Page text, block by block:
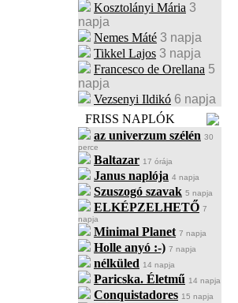
Kosztolányi Mária 3
napja
Nemes Máté 3 napja
Tikkel Lajos 3 napja
Francesco de Orellana 5
napja
Vezsenyi Ildikó 6 napja
FRISS NAPLÓK
az univerzum szélén 30
perce
Baltazar 17 órája
Janus naplója 4 napja
Szuszogó szavak 5 napja
ELKÉPZELHETŐ 7
napja
Minimal Planet 7 napja
Holle anyó :-) 7 napja
nélküled 14 napja
Paricska. Életmű 14 napja
Conquistadores 15 napja